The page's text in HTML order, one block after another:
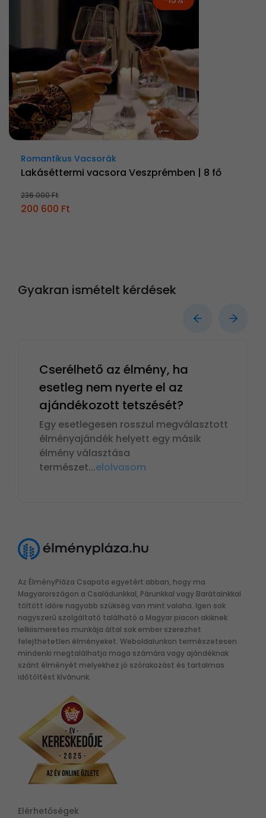
Romantikus Vacsorák
Lakáséttermi vacsora Veszprémben | 8 fő
236 000 Ft
200 600 Ft
Gyakran ismételt kérdések
Cserélhető az élmény, ha
esetleg nem nyerte el az
ajándékozott tetszését?
Egy esetlegesen rosszul megválasztott
élményajándék helyett egy másik
élmény választása
természet...elolvasom
Az ÉlményPláza Csapata egyetért abban, hogy ma
Magyarországon a Családunkkal, Párunkkal vagy Barátainkkal
töltött időre nagyobb szükség van mint valaha. Igen sok
nagyszerű szolgáltató található a Magyar piacon akiknek
lelkiismeretes munkája által sok ember szerezhet
felejthetetlen élményeket. Weboldalunkon természetesen
mindenki megtalálhatja maga számára vagy ajándéknak
szánt élményét melyekhez jó szórakozást és tartalmas
időtöltést kívánunk.
Elérhetőségek